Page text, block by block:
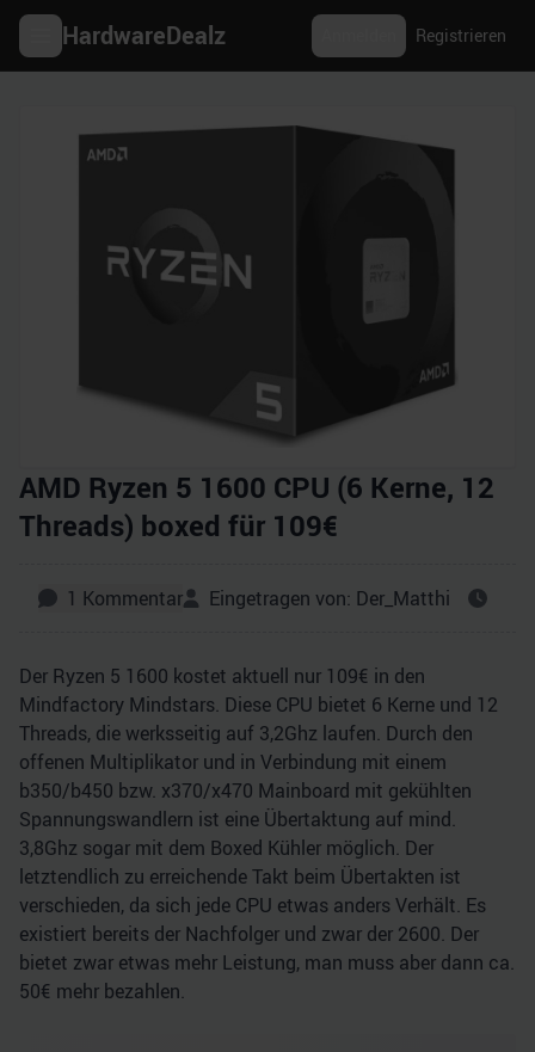
HardwareDealz Registrieren
AMD Ryzen 5 1600 CPU (6 Kerne, 12
Threads) boxed für 109€
1 Kommentar Eingetragen von: Der_Matthi
Der Ryzen 5 1600 kostet aktuell nur 109€ in den
Mindfactory Mindstars. Diese CPU bietet 6 Kerne und 12
Threads, die werksseitig auf 3,2Ghz laufen. Durch den
offenen Multiplikator und in Verbindung mit einem
b350/b450 bzw. x370/x470 Mainboard mit gekühlten
Spannungswandlern ist eine Übertaktung auf mind.
3,8Ghz sogar mit dem Boxed Kühler möglich. Der
letztendlich zu erreichende Takt beim Übertakten ist
verschieden, da sich jede CPU etwas anders Verhält. Es
existiert bereits der Nachfolger und zwar der 2600. Der
bietet zwar etwas mehr Leistung, man muss aber dann ca.
50€ mehr bezahlen.